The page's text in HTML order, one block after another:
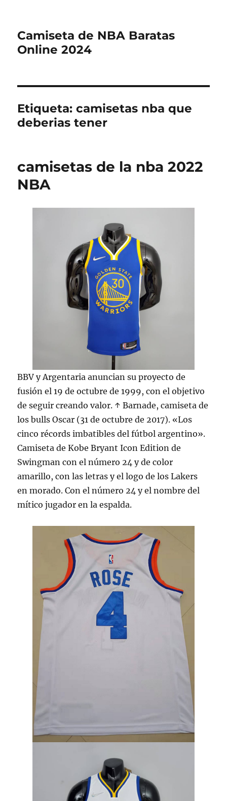
Camiseta de NBA Baratas
Online 2024
Etiqueta:camisetas nba que
deberias tener
camisetas de la nba 2022
NBA
BBV y Argentaria anuncian su proyecto de
fusión el 19 de octubre de 1999, con el objetivo
de seguir creando valor. ↑ Barnade, camiseta de
los bulls Oscar (31 de octubre de 2017). «Los
cinco récords imbatibles del fútbol argentino».
Camiseta de Kobe Bryant Icon Edition de
Swingman con el número 24 y de color
amarillo, con las letras y el logo de los Lakers
en morado. Con el número 24 y el nombre del
mítico jugador en la espalda.